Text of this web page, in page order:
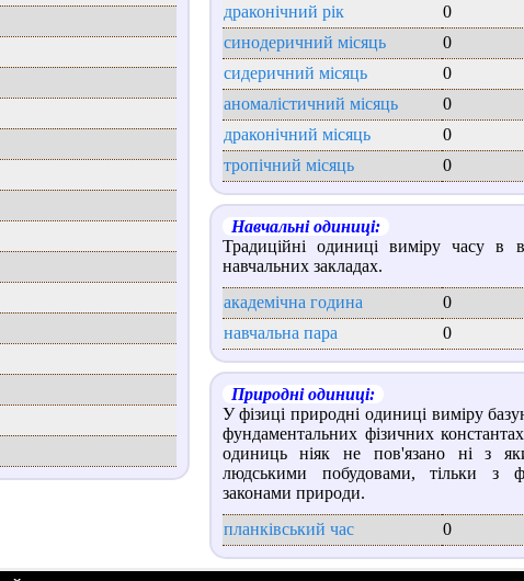
драконічний рік
0
синодеричний місяць
0
сидеричний місяць
0
аномалістичний місяць
0
драконічний місяць
0
тропічний місяць
0
Навчальні одиниці:
Традиційні одиниці виміру часу в
навчальних закладах.
академічна година
0
навчальна пара
0
Природні одиниці:
У фізиці природні одиниці виміру
фундаментальних фізичних
одиниць ніяк не пов'язано ні з
людськими побудовами, тільки з
законами природи.
планківський час
0